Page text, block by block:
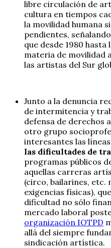
libre circulación de
cultura en tiempos
la movilidad humana
pendientes,
que desde 1980 hasta
materia de movilidad
las artistas del Sur
Junto a la denuncia
de intermitencia y
defensa de derechos
otro grupo
interesantes las
las dificultades de
programas públicos
aquellas carreras
(circo, bailarines,
exigencias físicas),
dificultad no sólo
mercado laboral
organización IOTPD
allá del siempre
sindicación artística.